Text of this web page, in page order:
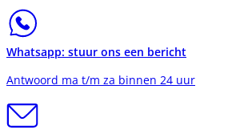
Whatsapp: stuur ons een bericht
Antwoord ma t/m za binnen 24 uur